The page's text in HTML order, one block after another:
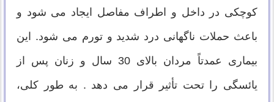
کوچکی در داخل و اطراف مفاصل ایجاد می شود و
باعث حملات ناگهانی درد شدید و تورم می شود. این
بیماری عمدتاً مردان بالای 30 سال و زنان پس از
یائسگی را تحت تأثیر قرار می دهد . به طور کلی،